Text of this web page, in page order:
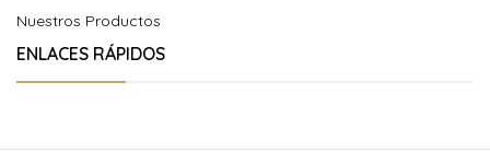
Nuestros Productos
ENLACES RÁPIDOS